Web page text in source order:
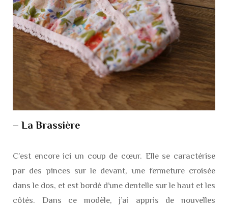
– La Brassière
C’est encore ici un coup de cœur. Elle se caractérise
par des pinces sur le devant, une fermeture croisée
dans le dos, et est bordé d’une dentelle sur le haut et les
côtés. Dans ce modèle, j’ai appris de nouvelles